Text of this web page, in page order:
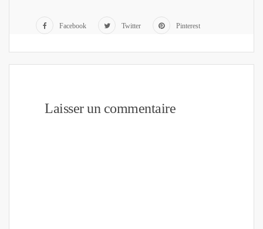
Facebook Twitter Pinterest
Laisser un commentaire